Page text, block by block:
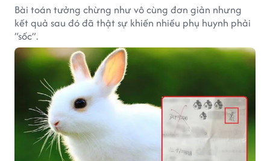
Bài toán tưởng chừng như vô cùng đơn giản nhưng
kết quả sau đó đã thật sự khiến nhiều phụ huynh phải
“sốc”.